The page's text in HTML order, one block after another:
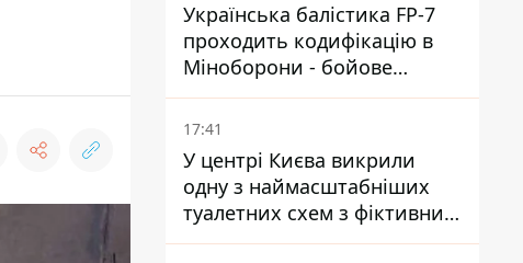
Українська балістика FP-7
проходить кодифікацію в
Міноборони - бойове
застосування наближається
- Reuters
17:41
У центрі Києва викрили
одну з наймасштабніших
туалетних схем з фіктивним
будинком